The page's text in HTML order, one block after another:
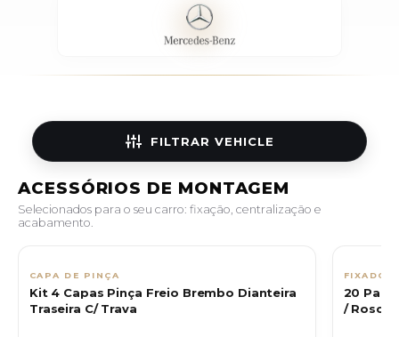
FILTRAR VEHICLE
ACESSÓRIOS DE MONTAGEM
Selecionados para o seu carro: fixação, centralização e
acabamento.
CAPA DE PINÇA
Kit 4 Capas Pinça Freio Brembo Dianteira
Traseira C/ Trava
20
/ Rosca